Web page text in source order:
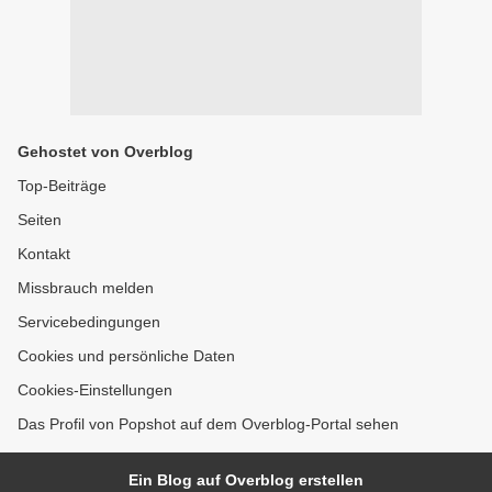
Gehostet von Overblog
Top-Beiträge
Seiten
Kontakt
Missbrauch melden
Servicebedingungen
Cookies und persönliche Daten
Cookies-Einstellungen
Das Profil von Popshot auf dem Overblog-Portal sehen
Ein Blog auf Overblog erstellen